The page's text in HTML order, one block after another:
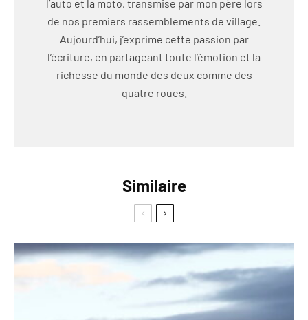
l’auto et la moto, transmise par mon père lors
de nos premiers rassemblements de village.
Aujourd’hui, j’exprime cette passion par
l’écriture, en partageant toute l’émotion et la
richesse du monde des deux comme des
quatre roues.
Similaire